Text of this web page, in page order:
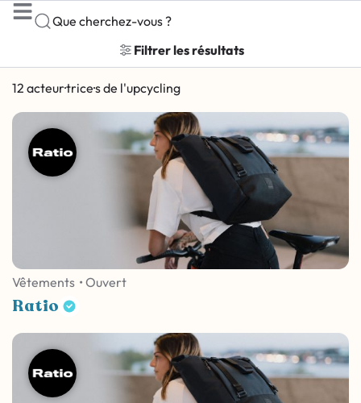
Que cherchez-vous ?
Filtrer les résultats
12 acteur·trice·s de l'upcycling
Vêtements • Ouvert
Ratio